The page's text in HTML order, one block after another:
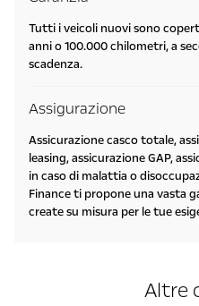
Tutti i veicoli nuovi sono
anni o 100.000 chilometri, a
scadenza.
Assigurazione
Assicurazione casco totale,
leasing, assicurazione GAP,
in caso di malattia o
Finance ti propone una vasta
create su misura per le tue
Altre